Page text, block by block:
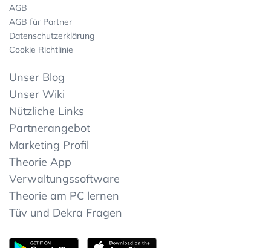
AGB
AGB für Partner
Datenschutzerklärung
Cookie Richtlinie
Unser Blog
Unser Wiki
Nützliche Links
Partnerangebot
Marketing Profil
Theorie App
Verwaltungssoftware
Theorie am PC lernen
Tüv und Dekra Fragen